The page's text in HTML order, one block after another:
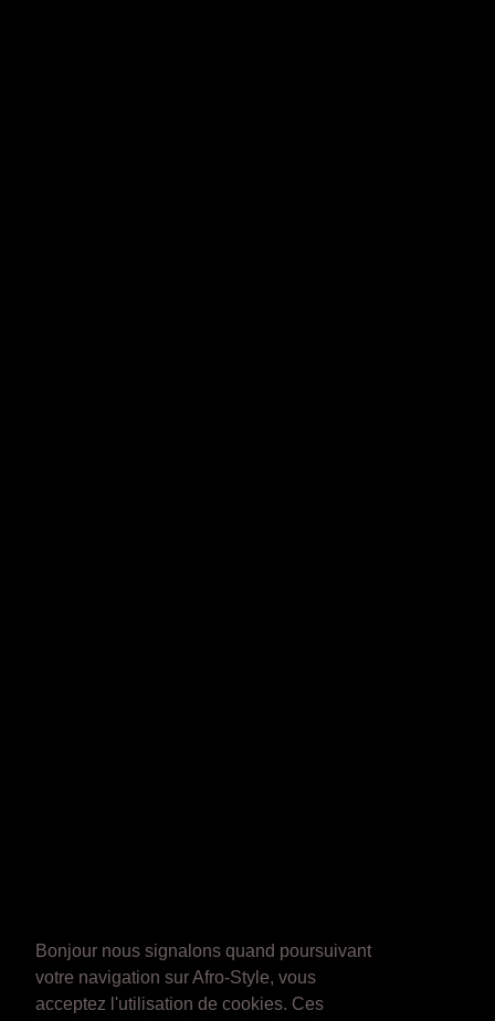
Bonjour nous signalons quand poursuivant
votre navigation sur Afro-Style, vous
acceptez l'utilisation de cookies. Ces